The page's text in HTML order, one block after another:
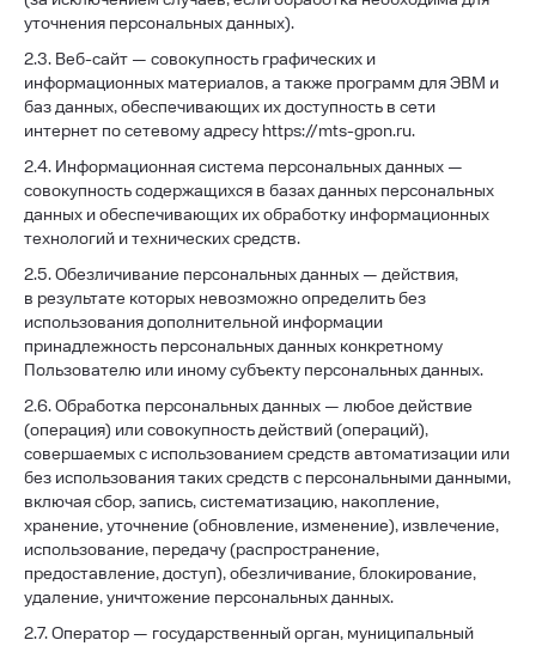
уточнения персональных данных).
2.3. Веб-сайт — совокупность графических и
информационных материалов, а также программ для ЭВМ и
баз данных, обеспечивающих их доступность в сети
интернет по сетевому адресу https://mts-gpon.ru.
2.4. Информационная система персональных данных —
совокупность содержащихся в базах данных персональных
данных и обеспечивающих их обработку информационных
технологий и технических средств.
2.5. Обезличивание персональных данных — действия,
в результате которых невозможно определить без
использования дополнительной информации
принадлежность персональных данных конкретному
Пользователю или иному субъекту персональных данных.
2.6. Обработка персональных данных — любое действие
(операция) или совокупность действий (операций),
совершаемых с использованием средств автоматизации или
без использования таких средств с персональными данными,
включая сбор, запись, систематизацию, накопление,
хранение, уточнение (обновление, изменение), извлечение,
использование, передачу (распространение,
предоставление, доступ), обезличивание, блокирование,
удаление, уничтожение персональных данных.
2.7. Оператор — государственный орган, муниципальный